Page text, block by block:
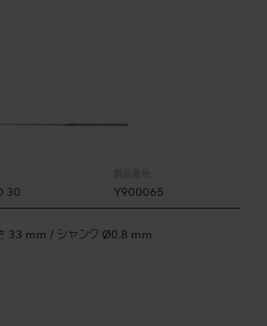
30
製品番号:
Y900065
33 mm / シャンク Ø0.8 mm